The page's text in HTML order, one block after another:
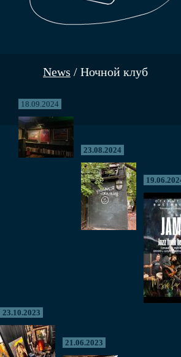
News / Ночной клуб
18.09.2024
23.08.2024
23.10.2023
21.06.2023